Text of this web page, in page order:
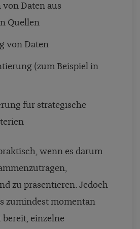
Daten aus
Quellen
von Daten
(zum Beispiel in
für strategische
wenn es darum
zu präsentieren. Jedoch
zumindest momentan
einzelne